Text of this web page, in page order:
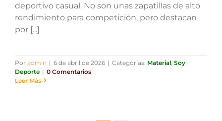
deportivo casual. No son unas zapatillas de alto
rendimiento para competición, pero destacan
por [...]
Por admin | 6 de abril de 2026 | Categorías: Material, Soy
Deporte | 0 Comentarios
Leer Más